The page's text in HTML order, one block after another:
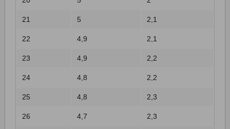
21 5 2,1
22 4,9 2,1
23 4,9 2,2
24 4,8 2,2
25 4,8 2,3
26 4,7 2,3